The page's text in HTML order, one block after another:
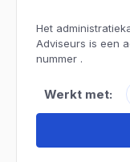
Het
Adviseurs is een
nummer .
Werkt met: